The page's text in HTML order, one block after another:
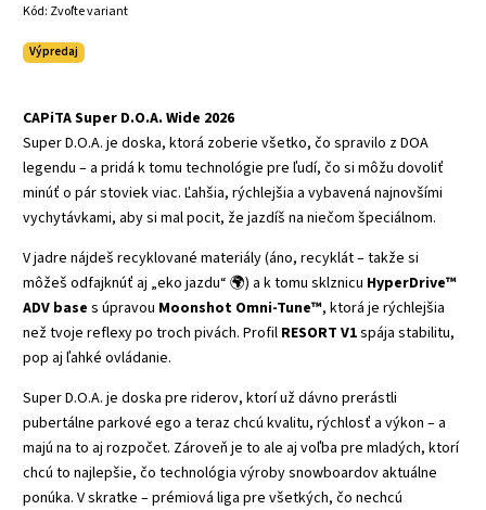
Kód: Zvoľte variant
Výpredaj
CAPiTA Super D.O.A. Wide 2026
Super D.O.A. je doska, ktorá zoberie všetko, čo spravilo z DOA
legendu – a pridá k tomu technológie pre ľudí, čo si môžu dovoliť
minúť o pár stoviek viac. Ľahšia, rýchlejšia a vybavená najnovšími
vychytávkami, aby si mal pocit, že jazdíš na niečom špeciálnom.
V jadre nájdeš recyklované materiály (áno, recyklát – takže si
môžeš odfajknúť aj „eko jazdu“ 🌍) a k tomu sklznicu HyperDrive™
ADV base s úpravou Moonshot Omni-Tune™, ktorá je rýchlejšia
než tvoje reflexy po troch pivách. Profil RESORT V1spája stabilitu,
pop aj ľahké ovládanie.
Super D.O.A. je doska pre riderov, ktorí už dávno prerástli
pubertálne parkové ego a teraz chcú kvalitu, rýchlosť a výkon – a
majú na to aj rozpočet. Zároveň je to ale aj voľba pre mladých, ktorí
chcú to najlepšie, čo technológia výroby snowboardov aktuálne
ponúka. V skratke – prémiová liga pre všetkých, čo nechcú